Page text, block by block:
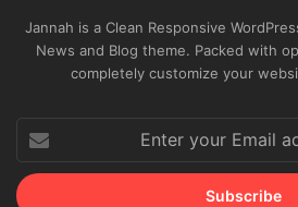
Jannah is a Clean Responsive
News and Blog theme. Packed with
completely customize your
your
Email
address